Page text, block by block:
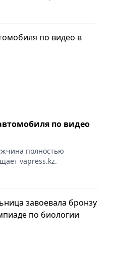
по видео
полностью
vapress.kz.